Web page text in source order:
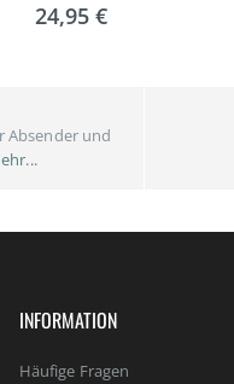
24,95 €
Absender und
INFORMATION
Häufige Fragen